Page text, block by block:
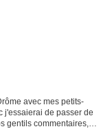
avec mes petits-
j'essaierai de passer de
gentils commentaires,